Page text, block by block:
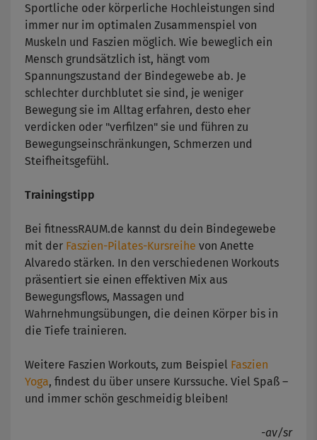
Sportliche oder körperliche Hochleistungen sind
immer nur im optimalen Zusammenspiel von
Muskeln und Faszien möglich. Wie beweglich ein
Mensch grundsätzlich ist, hängt vom
Spannungszustand der Bindegewebe ab. Je
schlechter durchblutet sie sind, je weniger
Bewegung sie im Alltag erfahren, desto eher
verdicken oder "verfilzen" sie und führen zu
Bewegungseinschränkungen, Schmerzen und
Steifheitsgefühl.
Trainingstipp
Bei fitnessRAUM.de kannst du dein Bindegewebe
mit der Faszien-Pilates-Kursreihe von Anette
Alvaredo stärken. In den verschiedenen Workouts
präsentiert sie einen effektiven Mix aus
Bewegungsflows, Massagen und
Wahrnehmungsübungen, die deinen Körper bis in
die Tiefe trainieren.
Weitere Faszien Workouts, zum Beispiel Faszien
Yoga, findest du über unsere Kurssuche. Viel Spaß –
und immer schön geschmeidig bleiben!
-av/sr